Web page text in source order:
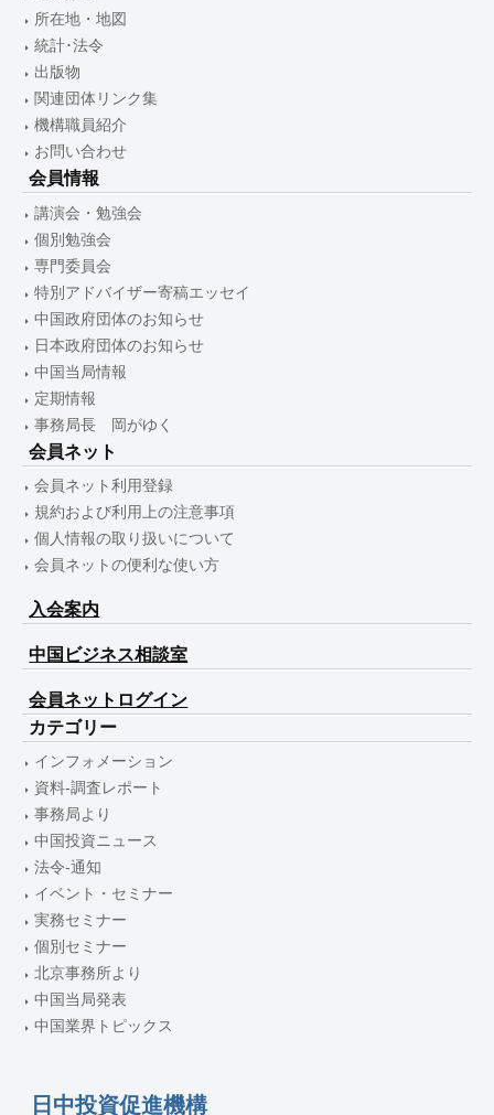
所在地・地図
統計･法令
出版物
関連団体リンク集
機構職員紹介
お問い合わせ
会員情報
講演会・勉強会
個別勉強会
専門委員会
特別アドバイザー寄稿エッセイ
中国政府団体のお知らせ
日本政府団体のお知らせ
中国当局情報
定期情報
事務局長 岡がゆく
会員ネット
会員ネット利用登録
規約および利用上の注意事項
個人情報の取り扱いについて
会員ネットの便利な使い方
入会案内
中国ビジネス相談室
会員ネットログイン
カテゴリー
インフォメーション
資料-調査レポート
事務局より
中国投資ニュース
法令-通知
イベント・セミナー
実務セミナー
個別セミナー
北京事務所より
中国当局発表
中国業界トピックス
日中投資促進機構